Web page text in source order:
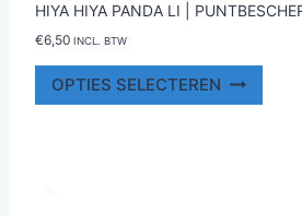
HIYA HIYA PANDA LI |
€6,50 INCL. BTW
OPTIES SELECTEREN